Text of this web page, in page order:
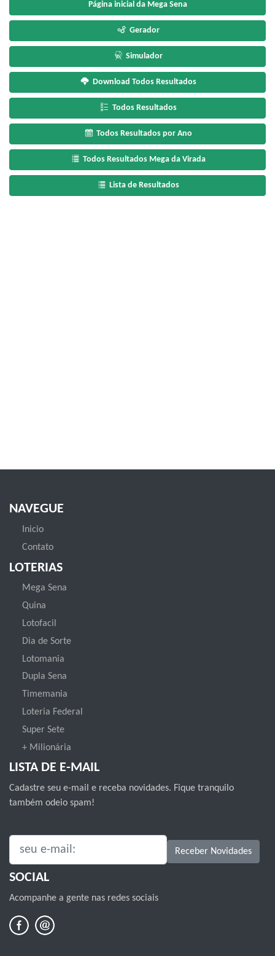
Página inicial da Mega Sena
Gerador
Simulador
Download Todos Resultados
Todos Resultados
Todos Resultados por Ano
Todos Resultados Mega da Virada
Lista de Resultados
NAVEGUE
Inicio
Contato
LOTERIAS
Mega Sena
Quina
Lotofacil
Dia de Sorte
Lotomania
Dupla Sena
Timemania
Loteria Federal
Super Sete
+ Milionária
LISTA DE E-MAIL
Cadastre seu e-mail e receba novidades. Fique tranquilo
também odeio spam!
SEU E-MAIL: Receber Novidades
SOCIAL
Acompanhe a gente nas redes sociais